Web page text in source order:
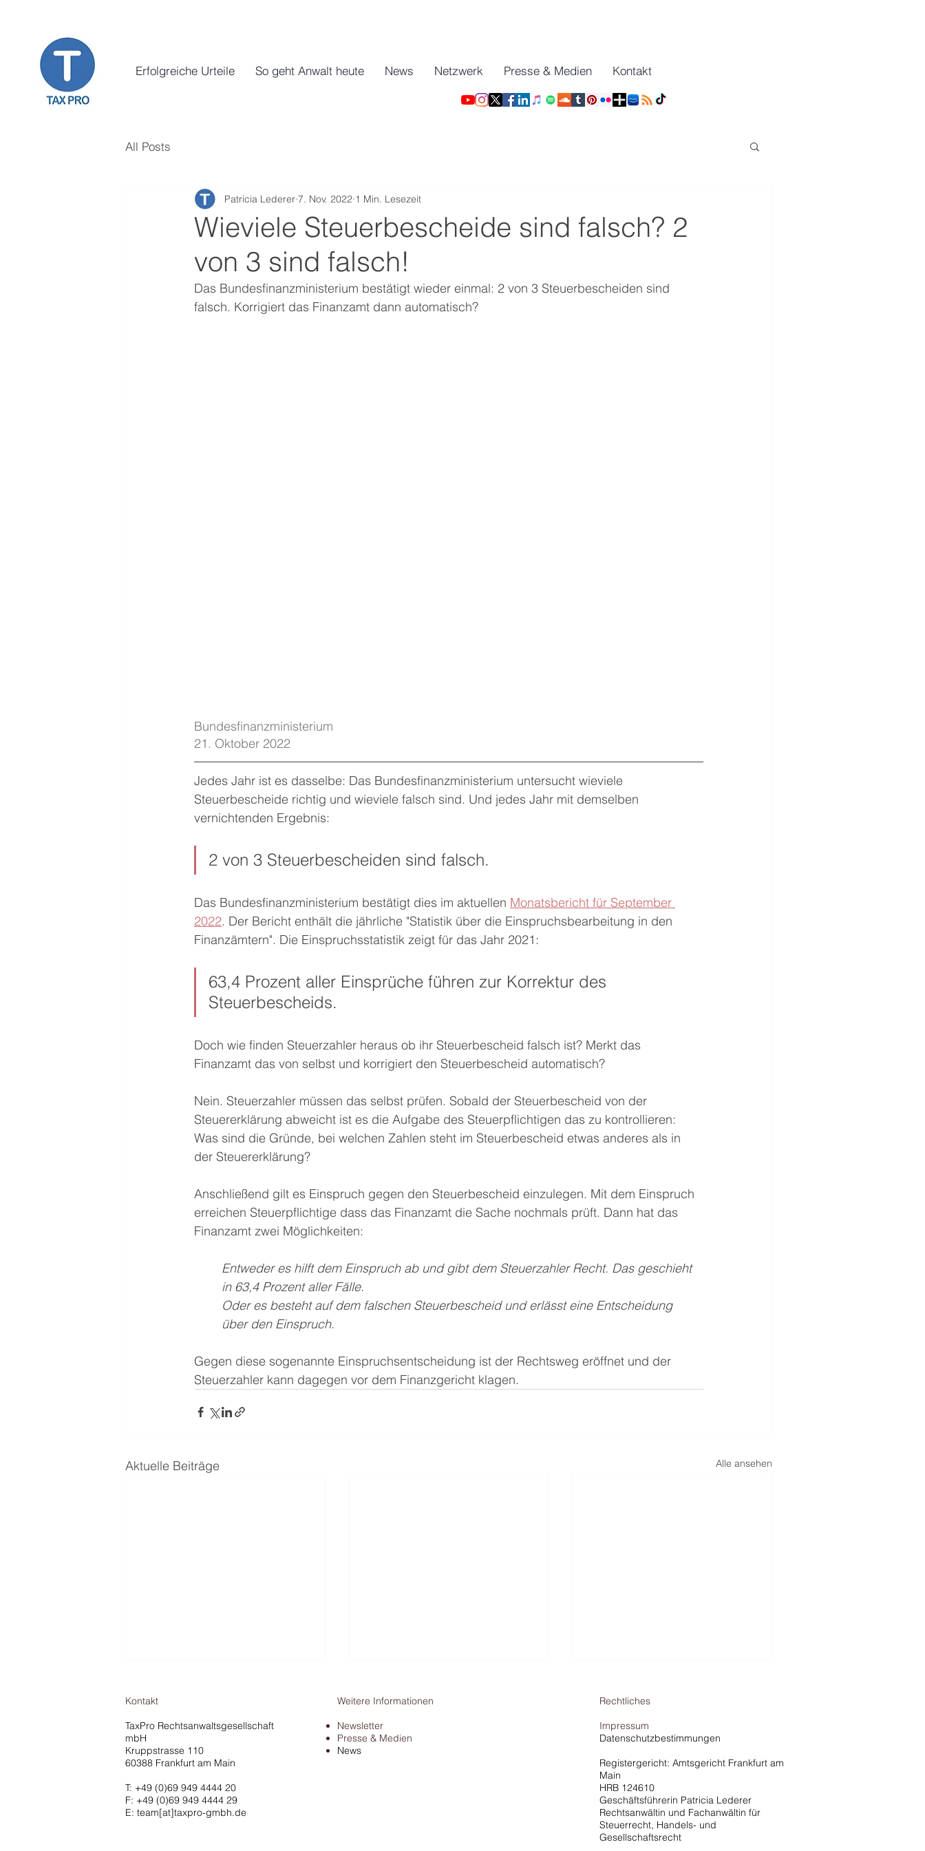
Erfolgreiche Urteile So geht Anwalt heute News Netzwerk Presse & Medien Kontakt
All Posts
Wieviele Steuerbescheide sind falsch? 2
von 3 sind falsch!
Patricia Lederer 7. Nov. 2022 1 Min. Lesezeit
Das Bundesfinanzministerium bestätigt wieder einmal: 2 von 3 Steuerbescheiden sind
falsch. Korrigiert das Finanzamt dann automatisch?
Bundesfinanzministerium
21. Oktober 2022
Jedes Jahr ist es dasselbe: Das Bundesfinanzministerium untersucht wieviele
Steuerbescheide richtig und wieviele falsch sind. Und jedes Jahr mit demselben
vernichtenden Ergebnis:
2 von 3 Steuerbescheiden sind falsch.
Das Bundesfinanzministerium bestätigt dies im aktuellen Monatsbericht für September
2022. Der Bericht enthält die jährliche "Statistik über die Einspruchsbearbeitung in den
Finanzämtern". Die Einspruchsstatistik zeigt für das Jahr 2021:
63,4 Prozent aller Einsprüche führen zur Korrektur des
Steuerbescheids.
Doch wie finden Steuerzahler heraus ob ihr Steuerbescheid falsch ist? Merkt das
Finanzamt das von selbst und korrigiert den Steuerbescheid automatisch?
Nein. Steuerzahler müssen das selbst prüfen. Sobald der Steuerbescheid von der
Steuererklärung abweicht ist es die Aufgabe des Steuerpflichtigen das zu kontrollieren:
Was sind die Gründe, bei welchen Zahlen steht im Steuerbescheid etwas anderes als in
der Steuererklärung?
Anschließend gilt es Einspruch gegen den Steuerbescheid einzulegen. Mit dem Einspruch
erreichen Steuerpflichtige dass das Finanzamt die Sache nochmals prüft. Dann hat das
Finanzamt zwei Möglichkeiten:
Entweder es hilft dem Einspruch ab und gibt dem Steuerzahler Recht. Das geschieht
in 63,4 Prozent aller Fälle.
Oder es besteht auf dem falschen Steuerbescheid und erlässt eine Entscheidung
über den Einspruch.
Gegen diese sogenannte Einspruchsentscheidung ist der Rechtsweg eröffnet und der
Steuerzahler kann dagegen vor dem Finanzgericht klagen.
Aktuelle Beiträge Alle ansehen
EuGH-Urteil stärkt
Verteidigungsrechte von
Porsche vs. Finanzamt - Das
Urteil (Auto von der Steuer
absetzen)
Kontakt
TaxPro Rechtsanwaltsgesellschaft
mbH
Kruppstrasse 110
60388 Frankfurt am Main
T: +49 (0)69 949 4444 20
F: +49 (0)69 949 4444 29
E: team[at]taxpro-gmbh.de
Weitere Informationen
Newsletter
Presse & Medien
News
Rechtliches
Impressum
Datenschutzbestimmungen
Registergericht: Amtsgericht Frankfurt am
Main
HRB 124610
Geschäftsführerin Patricia Lederer
Rechtsanwältin und Fachanwältin für
Steuerrecht, Handels- und
Gesellschaftsrecht